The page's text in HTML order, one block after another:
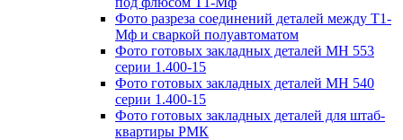
Фото разреза соединений деталей между Т1-
Мф и сваркой полуавтоматом
Фото готовых закладных деталей МН 553
серии 1.400-15
Фото готовых закладных деталей МН 540
серии 1.400-15
Фото готовых закладных деталей для штаб-
квартиры РМК